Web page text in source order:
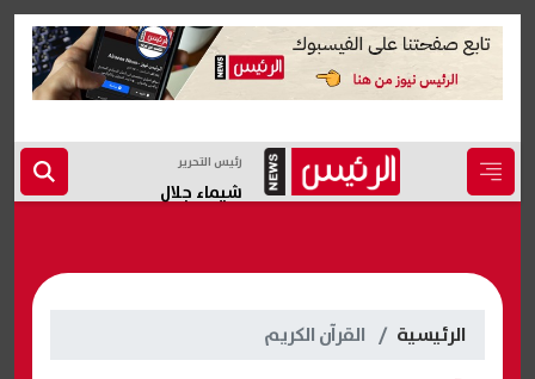
رئيس التحرير
شيماء جلال
الرئيسية القرآن الكريم